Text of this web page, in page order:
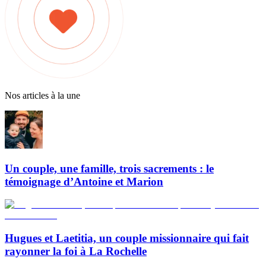
Nos articles à la une
Un couple, une famille, trois sacrements : le
témoignage d’Antoine et Marion
Hugues et Laetitia, un couple missionnaire qui fait
rayonner la foi à La Rochelle